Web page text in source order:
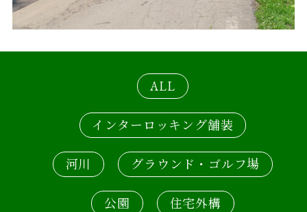
ALL
インターロッキング舗装
河川 グラウンド・ゴルフ場
公園 住宅外構